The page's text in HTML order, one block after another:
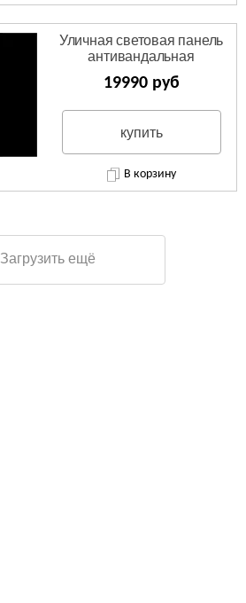
Уличная световая панель
антивандальная
19990 руб
купить
В корзину
Загрузить ещё